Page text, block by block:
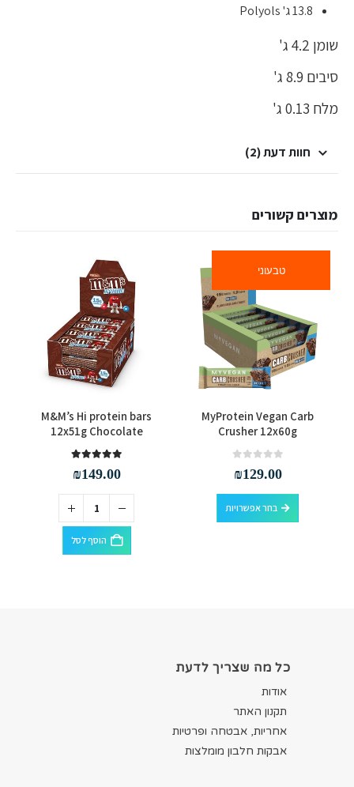
13.8 ג' Polyols
שומן 4.2 ג'
סיבים 8.9 ג'
מלח 0.13 ג'
חוות דעת (2)
מוצרים קשורים
טבעוני
MyProtein Vegan Carb
Crusher 12x60g
₪129.00
בחר אפשרויות
למוצר זה יש מספר סוגים. ניתן לבחור את האפשרויות בעמוד המוצר
M&M’s Hi protein bars
12x51g Chocolate
₪149.00
הוסף לסל
כל מה שצריך לדעת
אודות
תקנון האתר
אחריות, אבטחה ופרטיות
אבקות חלבון מומלצות